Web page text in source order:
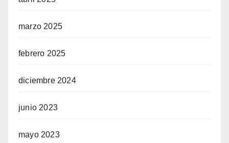
marzo 2025
febrero 2025
diciembre 2024
junio 2023
mayo 2023